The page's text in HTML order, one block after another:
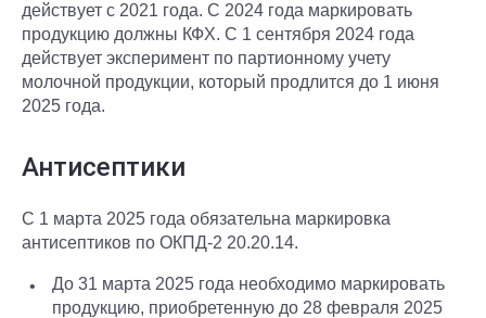
действует с 2021 года. С 2024 года маркировать
продукцию должны КФХ. С 1 сентября 2024 года
действует эксперимент по партионному учету
молочной продукции, который продлится до 1 июня
2025 года.
Антисептики
С 1 марта 2025 года обязательна маркировка
антисептиков по ОКПД-2 20.20.14.
До 31 марта 2025 года необходимо маркировать
продукцию, приобретенную до 28 февраля 2025